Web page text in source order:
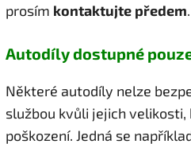
prosím kontaktujte předem.
Autodíly dostupné
Některé autodíly nelze
službou kvůli jejich
poškození. Jedná se